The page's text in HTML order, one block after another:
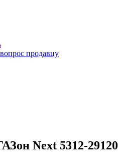
продавцу
Next 5312-